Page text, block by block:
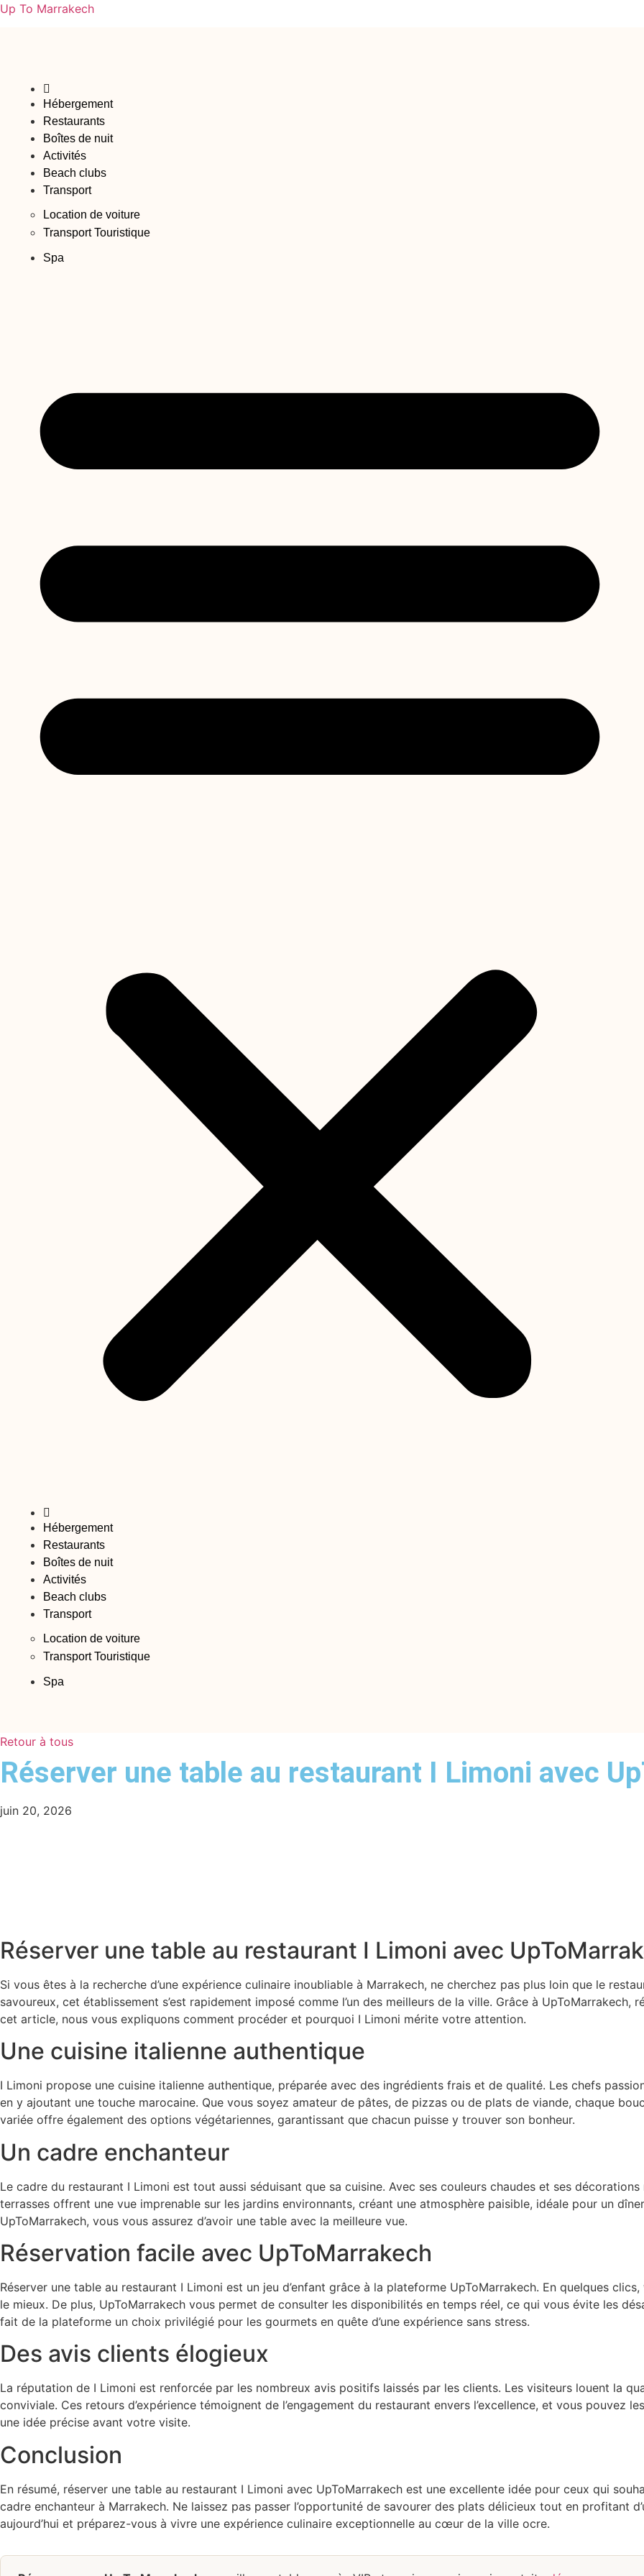
Up To Marrakech
Hébergement
Restaurants
Boîtes de nuit
Activités
Beach clubs
Transport
Location de voiture
Transport Touristique
Spa
Hébergement
Restaurants
Boîtes de nuit
Activités
Beach clubs
Transport
Location de voiture
Transport Touristique
Spa
Retour à tous
Réserver une table au restaurant I Limoni avec
juin 20, 2026
Réserver une table au restaurant I Limoni avec
Si vous êtes à la recherche d’une expérience culinaire inoubliable à Marrakech, ne cherchez pas plus loin que le
savoureux, cet établissement s’est rapidement imposé comme l’un des meilleurs de la ville. Grâce à UpToMarrakech,
cet article, nous vous expliquons comment procéder et pourquoi I Limoni mérite votre attention.
Une cuisine italienne authentique
I Limoni propose une cuisine italienne authentique, préparée avec des ingrédients frais et de qualité. Les chefs
en y ajoutant une touche marocaine. Que vous soyez amateur de pâtes, de pizzas ou de plats de viande, chaque
variée offre également des options végétariennes, garantissant que chacun puisse y trouver son bonheur.
Un cadre enchanteur
Le cadre du restaurant I Limoni est tout aussi séduisant que sa cuisine. Avec ses couleurs chaudes et ses
terrasses offrent une vue imprenable sur les jardins environnants, créant une atmosphère paisible, idéale pour un
UpToMarrakech, vous vous assurez d’avoir une table avec la meilleure vue.
Réservation facile avec UpToMarrakech
Réserver une table au restaurant I Limoni est un jeu d’enfant grâce à la plateforme UpToMarrakech. En quelques
le mieux. De plus, UpToMarrakech vous permet de consulter les disponibilités en temps réel, ce qui vous évite les
fait de la plateforme un choix privilégié pour les gourmets en quête d’une expérience sans stress.
Des avis clients élogieux
La réputation de I Limoni est renforcée par les nombreux avis positifs laissés par les clients. Les visiteurs louent la
conviviale. Ces retours d’expérience témoignent de l’engagement du restaurant envers l’excellence, et vous pouvez
une idée précise avant votre visite.
Conclusion
En résumé, réserver une table au restaurant I Limoni avec UpToMarrakech est une excellente idée pour ceux qui
cadre enchanteur à Marrakech. Ne laissez pas passer l’opportunité de savourer des plats délicieux tout en profitant
aujourd’hui et préparez-vous à vivre une expérience culinaire exceptionnelle au cœur de la ville ocre.